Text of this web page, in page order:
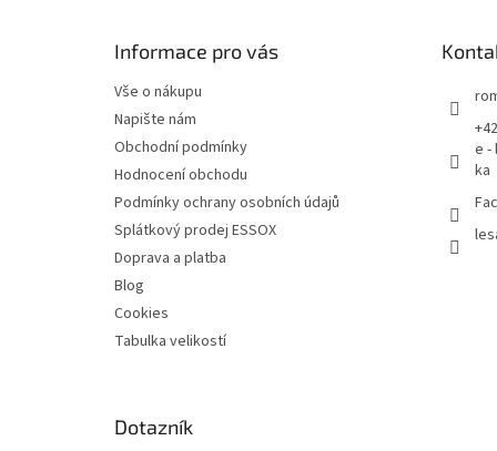
Informace pro vás
Vše o nákupu
Napište nám
Obchodní podmínky
Hodnocení obchodu
Podmínky ochrany osobních údajů
Splátkový prodej ESSOX
Doprava a platba
Blog
Cookies
Tabulka velikostí
e -
ka
Dotazník